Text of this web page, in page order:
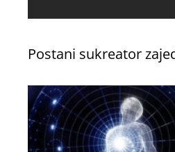
Postani sukreator